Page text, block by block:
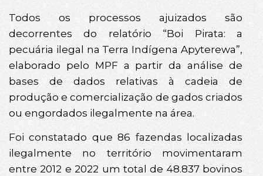
Todos os processos ajuizados são
decorrentes do relatório “Boi Pirata: a
pecuária ilegal na Terra Indígena Apyterewa”,
elaborado pelo MPF a partir da análise de
bases de dados relativas à cadeia de
produção e comercialização de gados criados
ou engordados ilegalmente na área.
Foi constatado que 86 fazendas localizadas
ilegalmente no território movimentaram
entre 2012 e 2022 um total de 48.837 bovinos